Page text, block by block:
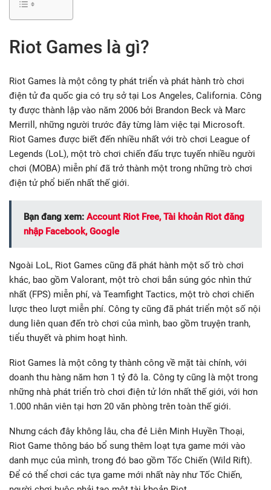
Riot Games là gì?
Riot Games là một công ty phát triển và phát hành trò chơi
điện tử đa quốc gia có trụ sở tại Los Angeles, California. Công
ty được thành lập vào năm 2006 bởi Brandon Beck và Marc
Merrill, những người trước đây từng làm việc tại Microsoft.
Riot Games được biết đến nhiều nhất với trò chơi League of
Legends (LoL), một trò chơi chiến đấu trực tuyến nhiều người
chơi (MOBA) miễn phí đã trở thành một trong những trò chơi
điện tử phổ biến nhất thế giới.
Bạn đang xem: Account Riot Free, Tài khoản Riot đăng
nhập Facebook, Google
Ngoài LoL, Riot Games cũng đã phát hành một số trò chơi
khác, bao gồm Valorant, một trò chơi bắn súng góc nhìn thứ
nhất (FPS) miễn phí, và Teamfight Tactics, một trò chơi chiến
lược theo lượt miễn phí. Công ty cũng đã phát triển một số nội
dung liên quan đến trò chơi của mình, bao gồm truyện tranh,
tiểu thuyết và phim hoạt hình.
Riot Games là một công ty thành công về mặt tài chính, với
doanh thu hàng năm hơn 1 tỷ đô la. Công ty cũng là một trong
những nhà phát triển trò chơi điện tử lớn nhất thế giới, với hơn
1.000 nhân viên tại hơn 20 văn phòng trên toàn thế giới.
Nhưng cách đây không lâu, cha đẻ Liên Minh Huyền Thoại,
Riot Game thông báo bổ sung thêm loạt tựa game mới vào
danh mục của mình, trong đó bao gồm Tốc Chiến (Wild Rift).
Để có thể chơi các tựa game mới nhất này như Tốc Chiến,